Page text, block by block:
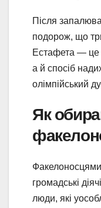
Після
подорож, що
Естафета — це
а й спосіб
олімпійський
Як
громадські
люди, які